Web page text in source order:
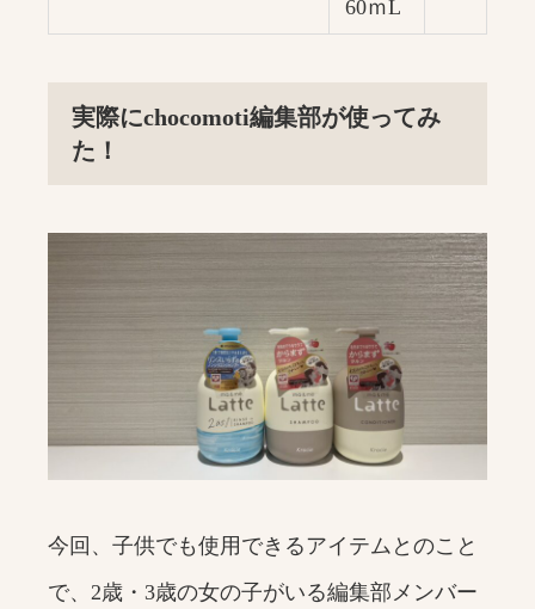
60ｍL
実際にchocomoti編集部が使ってみ
た！
今回、子供でも使用できるアイテムとのこと
で、2歳・3歳の女の子がいる編集部メンバー